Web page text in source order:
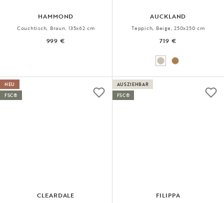
HAMMOND
Couchtisch, Braun, 135x62 cm
999 €
AUCKLAND
Teppich, Beige, 250x250 cm
719 €
CLEARDALE
NEU
FSC®
FILIPPA
AUSZIEHBAR
FSC®